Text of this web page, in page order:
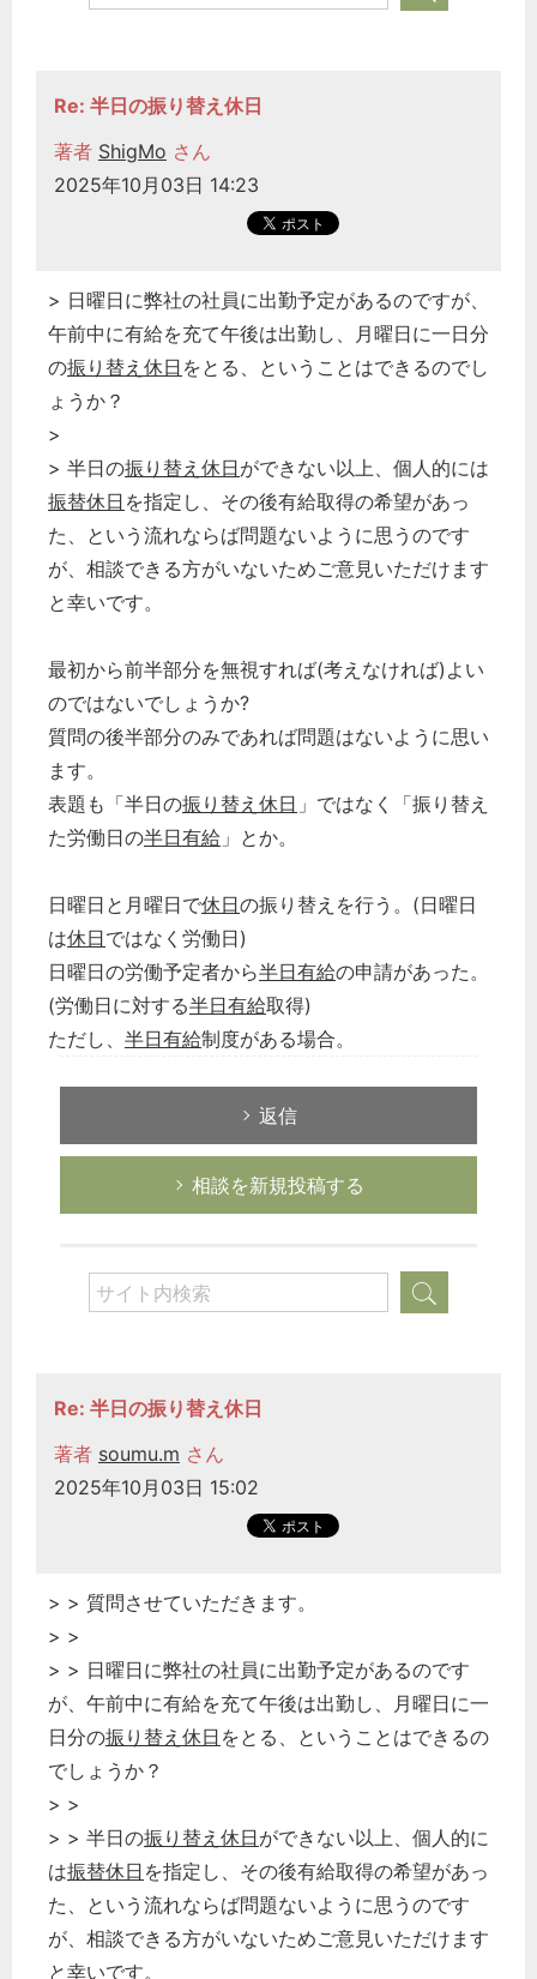
Re: 半日の振り替え休日
著者 ShigMo さん
2025年10月03日 14:23
> 日曜日に弊社の社員に出勤予定があるのですが、
午前中に有給を充て午後は出勤し、月曜日に一日分
の振り替え休日 をとる、ということはできるのでし
ょうか？
>
> 半日の振り替え休日ができない以上、個人的には
振替休日 を指定し、その後有給取得の希望があっ
た、という流れならば問題ないように思うのです
が、相談できる方がいないためご意見いただけます
と幸いです。
最初から前半部分を無視すれば(考えなければ)よい
のではないでしょうか?
質問の後半部分のみであれば問題はないように思い
ます。
表題も「半日の振り替え休日 」ではなく「振り替え
た労働日の半日有給 」とか。
日曜日と月曜日で休日の振り替えを行う。(日曜日
は休日ではなく労働日)
日曜日の労働予定者から半日有給の申請があった。
(労働日に対する半日有給取得)
ただし、 半日有給制度がある場合。
返信
相談を新規投稿する
Re: 半日の振り替え休日
著者 soumu.m さん
2025年10月03日 15:02
> > 質問させていただきます。
> >
> > 日曜日に弊社の社員に出勤予定があるのです
が、午前中に有給を充て午後は出勤し、月曜日に一
日分の振り替え休日 をとる、ということはできるの
でしょうか？
> >
> > 半日の振り替え休日ができない以上、個人的に
は振替休日 を指定し、その後有給取得の希望があっ
た、という流れならば問題ないように思うのです
が、相談できる方がいないためご意見いただけます
と幸いです。